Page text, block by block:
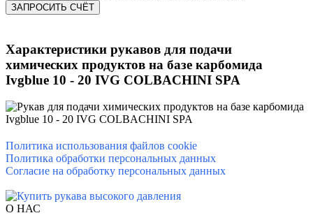
ЗАПРОСИТЬ СЧЁТ
Характеристики рукавов для подачи
химических продуктов на базе карбомида
Ivgblue 10 - 20 IVG COLBACHINI SPA
Политика использования файлов cookie
Политика обработки персональных данных
Согласие на обработку персональных данных
О НАС